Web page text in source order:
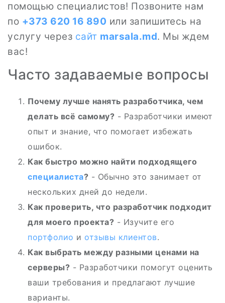
помощью специалистов! Позвоните нам
по +373 620 16 890 или запишитесь на
услугу через сайт marsala.md. Мы ждем
вас!
Часто задаваемые вопросы
Почему лучше нанять разработчика, чем
делать всё самому? - Разработчики имеют
опыт и знание, что помогает избежать
ошибок.
Как быстро можно найти подходящего
специалиста? - Обычно это занимает от
нескольких дней до недели.
Как проверить, что разработчик подходит
для моего проекта? - Изучите его
портфолио и отзывы клиентов.
Как выбрать между разными ценами на
серверы? - Разработчики помогут оценить
ваши требования и предлагают лучшие
варианты.